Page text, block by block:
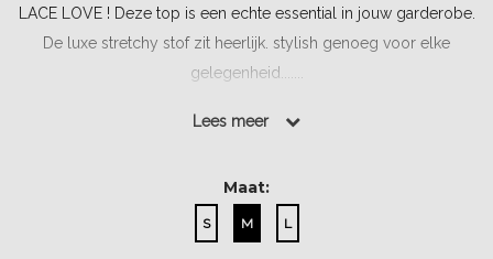
LACE LOVE ! Deze top is een echte essential in jouw garderobe.
De luxe stretchy stof zit heerlijk. stylish genoeg voor elke
gelegenheid.......
Lees meer
Maat:
S M L